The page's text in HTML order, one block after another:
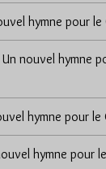
hymne pour le
Un nouvel hymne
hymne pour le
hymne pour